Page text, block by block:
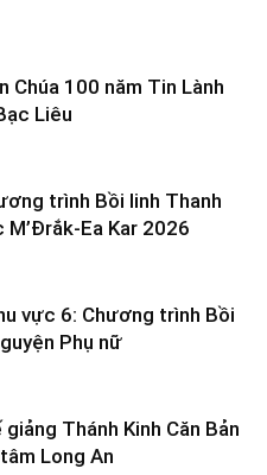
Chúa 100 năm Tin Lành
Liêu
trình Bồi linh Thanh
M’Đrắk-Ea Kar 2026
vực 6: Chương trình Bồi
Phụ nữ
giảng Thánh Kinh Căn Bản
Long An